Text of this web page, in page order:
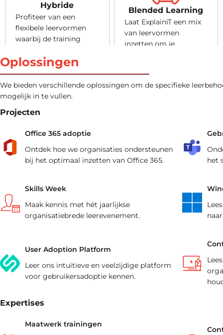
Hybride
Profiteer van een
flexibele leervormen
waarbij de training
volgen is, maar
cursisten ook vanaf hun
eigen gewenste locatie
virtueel kunnen
Blended Learning
Laat ExplainiT een mix
van leervormen
inzetten om je
Profiteer bijvoorbeeld
van een combinatie van
Oplossingen
We bieden verschillende oplossingen om de specifieke
mogelijk in te vullen.
Projecten
Office 365 adoptie
Ontdek hoe we organisaties ondersteunen
bij het optimaal inzetten van Office 365.
het
Skills Week
Maak kennis met hét jaarlijkse
organisatiebrede leerevenement.
User Adoption Platform
Leer ons intuïtieve en veelzijdige platform
voor gebruikersadoptie kennen.
Expertises
Maatwerk trainingen